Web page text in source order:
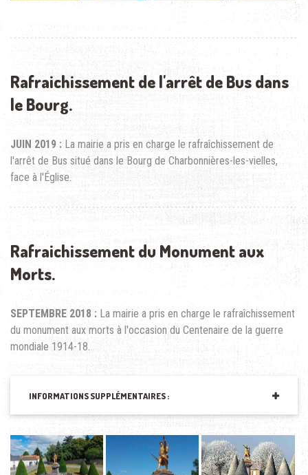
Rafraichissement de l'arrêt de Bus dans
le Bourg.
JUIN 2019 : La mairie a pris en charge le rafraîchissement de
l'arrêt de Bus situé dans le Bourg de Charbonnières-les-vielles,
face à l'Église.
Rafraichissement du Monument aux
Morts.
SEPTEMBRE 2018 : La mairie a pris en charge le rafraîchissement
du monument aux morts à l'occasion du Centenaire de la guerre
mondiale 1914-18.
INFORMATIONS SUPPLÉMENTAIRES :